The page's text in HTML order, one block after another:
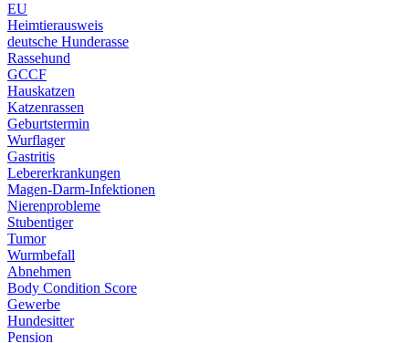
EU
Heimtierausweis
deutsche Hunderasse
Rassehund
GCCF
Hauskatzen
Katzenrassen
Geburtstermin
Wurflager
Gastritis
Lebererkrankungen
Magen-Darm-Infektionen
Nierenprobleme
Stubentiger
Tumor
Wurmbefall
Abnehmen
Body Condition Score
Gewerbe
Hundesitter
Pension